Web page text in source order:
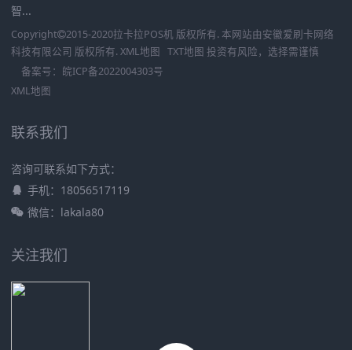
智...
Copyright 2015-2020拉卡拉POS机 版权所有. 本网站由安徽爱刷卡网络
科技有限公司 版权所有. XML地图 TXT地图 投资有风险，选择需谨慎
备案号： 皖ICP备2022004303号
XML地图
联系我们
咨询可联系如下方式：
手机：18056517119
微信：lakala80
关注我们